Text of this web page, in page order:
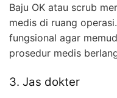
Baju OK atau scrub
medis di ruang
fungsional agar
prosedur medis
3. Jas dokter